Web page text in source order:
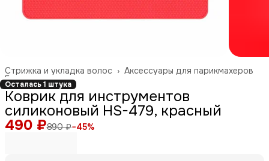
Аксессуары для парикмахеров
Стрижка и укладка волос ›
Главная ›
Осталась 1 штука
Коврик для инструментов
силиконовый HS-479, красный
490 ₽890 ₽−45%